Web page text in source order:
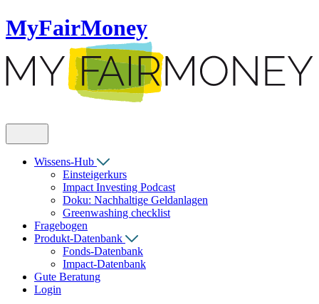
MyFairMoney
Wissens-Hub
Einsteigerkurs
Impact Investing Podcast
Doku: Nachhaltige Geldanlagen
Greenwashing checklist
Fragebogen
Produkt-Datenbank
Fonds-Datenbank
Impact-Datenbank
Gute Beratung
Login